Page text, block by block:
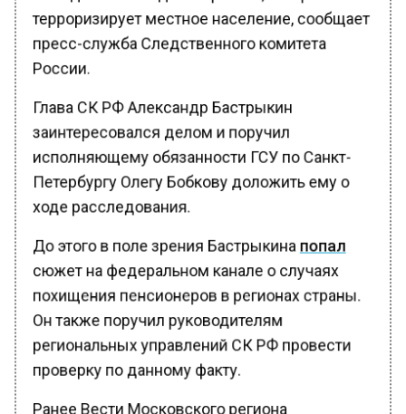
терроризирует местное население, сообщает
пресс-служба Следственного комитета
России.
Глава СК РФ Александр Бастрыкин
заинтересовался делом и поручил
исполняющему обязанности ГСУ по Санкт-
Петербургу Олегу Бобкову доложить ему о
ходе расследования.
До этого в поле зрения Бастрыкинапопал
сюжет на федеральном канале о случаях
похищения пенсионеров в регионах страны.
Он также поручил руководителям
региональных управлений СК РФ провести
проверку по данному факту.